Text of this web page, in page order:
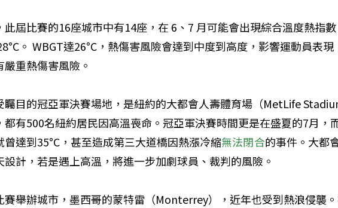
此屆比賽的16座城市中有14座，在 6、7 月可能會出現綜合溫度熱指數
。 WBGT達26°C，熱傷害風險會達到中度到高度，影響運動員表現
嚴重熱傷害風險。
矚目的冠亞軍決賽場地，是紐約的大都會人壽體育場（MetLife
都有500名紐約居民因高溫喪命。冠亞軍決賽時間更是在盛夏的7月，
曾達到35°C，甚至造成第三大道橋因熱漲冷縮無法閉合的事件。大都
設計，若是遇上高溫，將進一步加劇球員、裁判的風險。
賽舉辦城市，墨西哥的蒙特雷（Monterrey），近年也受到熱浪侵襲